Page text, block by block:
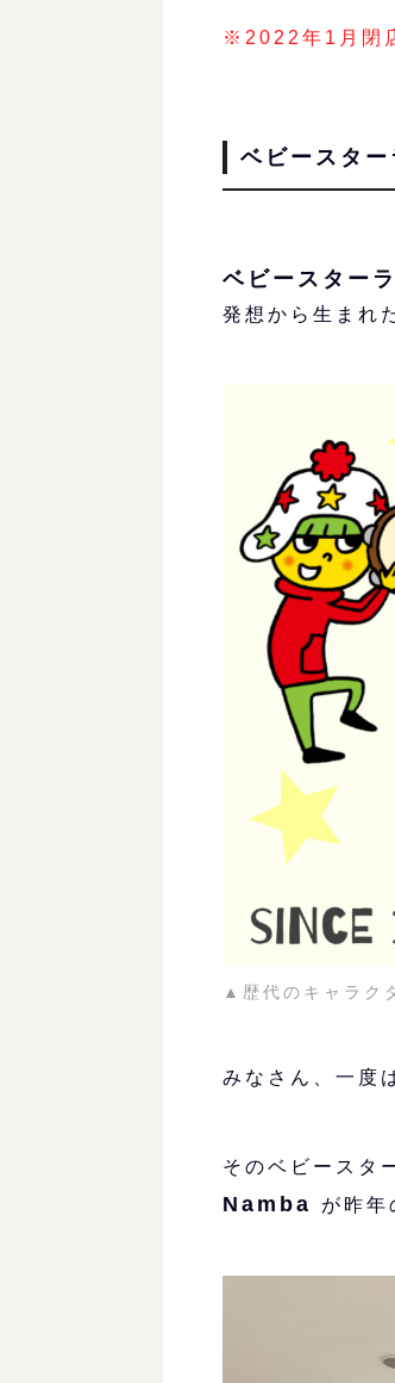
※2022年1月閉
ベビースター
ベビースター
発想から生まれ
▲歴代のキャラク
みなさん、一度
そのベビースタ
Namba
が昨年